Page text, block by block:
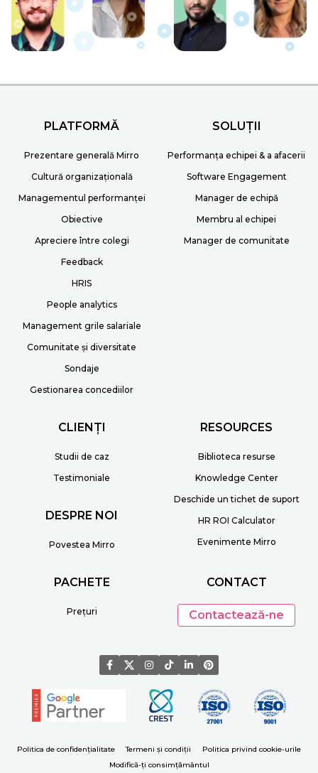
PLATFORMĂ
Prezentare generală Mirro
Cultură organizațională
Managementul performanței
Obiective
Apreciere între colegi
Feedback
HRIS
People analytics
Management grile salariale
Comunitate și diversitate
Sondaje
Gestionarea concediilor
SOLUȚII
Performanța echipei & a afacerii
Software Engagement
Manager de echipă
Membru al echipei
Manager de comunitate
CLIENȚI
Studii de caz
Testimoniale
DESPRE NOI
Povestea Mirro
RESOURCES
Biblioteca resurse
Knowledge Center
Deschide un tichet de suport
HR ROI Calculator
Evenimente Mirro
PACHETE
Prețuri
CONTACT
Contactează-ne
Politica de confidențialitate Termeni și condiții
Politica privind cookie-urile
Modifică-ți consimțământul